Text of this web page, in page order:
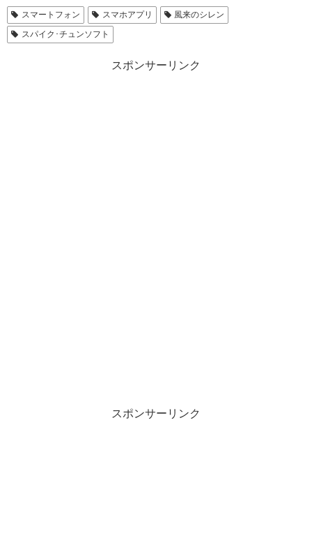
スマートフォン スマホアプリ
風来のシレン
スパイク･チュンソフト
スポンサーリンク
スポンサーリンク